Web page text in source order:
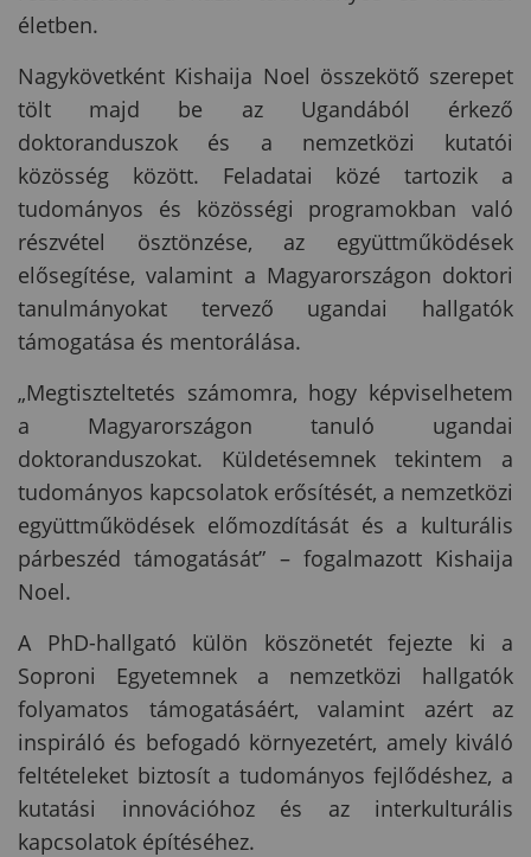
életben.
Nagykövetként Kishaija Noel összekötő szerepet
tölt majd be az Ugandából érkező
doktoranduszok és a nemzetközi kutatói
közösség között. Feladatai közé tartozik a
tudományos és közösségi programokban való
részvétel ösztönzése, az együttműködések
elősegítése, valamint a Magyarországon doktori
tanulmányokat tervező ugandai hallgatók
támogatása és mentorálása.
„Megtiszteltetés számomra, hogy képviselhetem
a Magyarországon tanuló ugandai
doktoranduszokat. Küldetésemnek tekintem a
tudományos kapcsolatok erősítését, a nemzetközi
együttműködések előmozdítását és a kulturális
párbeszéd támogatását” – fogalmazott Kishaija
Noel.
A PhD-hallgató külön köszönetét fejezte ki a
Soproni Egyetemnek a nemzetközi hallgatók
folyamatos támogatásáért, valamint azért az
inspiráló és befogadó környezetért, amely kiváló
feltételeket biztosít a tudományos fejlődéshez, a
kutatási innovációhoz és az interkulturális
kapcsolatok építéséhez.